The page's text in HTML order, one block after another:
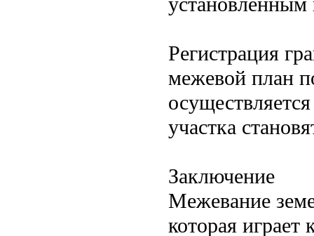
Регистрация
межевой план
участка
Заключение
Межевание
которая